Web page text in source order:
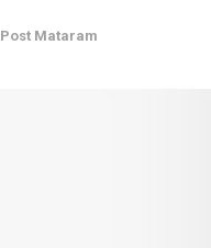
Post Mataram